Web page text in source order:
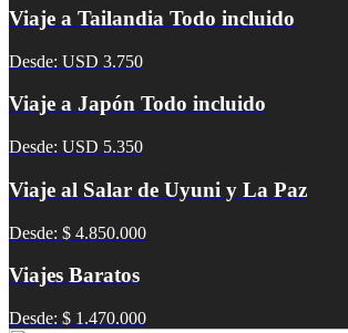
Viaje a Tailandia Todo incluido
Desde: USD 3.750
Viaje a Japón Todo incluido
Desde: USD 5.350
Viaje al Salar de Uyuni y La Paz
Desde: $ 4.850.000
Viajes Baratos
Desde: $ 1.470.000